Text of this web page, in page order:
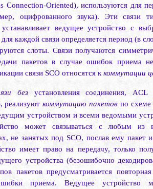
Connection-Oriented), используются для
оцифрованного звука). Эти связи
устанавливает ведущее устройство с
каждой связи определяется период (в
слоты. Связи получаются
пакетов в случае ошибок приема
связи SCOотносятся к коммутации
безустановления соединения, ACL
реализуюткоммутацию пакетов по
устройством и всеми ведомыми
может связываться с любым из
не занятых под SCO, послав ему пакет
имеет право на передачу, только
устройства (безошибочно
пакетов предусматривается
приема. Ведущее устройство